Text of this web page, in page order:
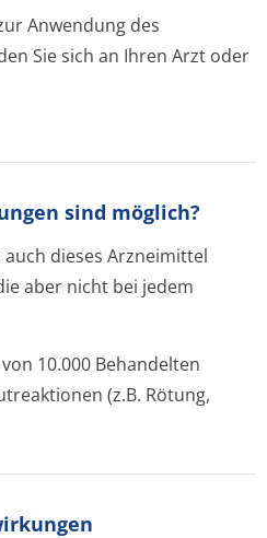
Anwendung des
Sie sich an Ihren Arzt oder
sind möglich?
dieses Arzneimittel
aber nicht bei jedem
10.000 Behandelten
(z.B. Rötung,